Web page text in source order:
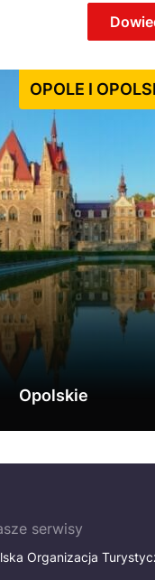
OPOLE I
Opolskie
Zobacz
serwisy
Organizacja